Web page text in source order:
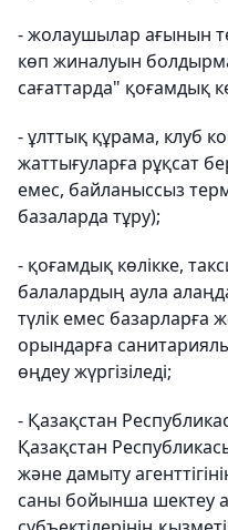
- жолаушылар ағынын
көп жиналуын
сағаттарда" қоғамдық
- ұлттық құрама, клуб
жаттығуларға рұқсат
емес, байланыссыз
базаларда тұру);
- қоғамдық көлікке,
балалардың аула
түлік емес базарларға
орындарға
өңдеу жүргізіледі;
- Қазақстан
Қазақстан
және дамыту
саны бойынша шектеу